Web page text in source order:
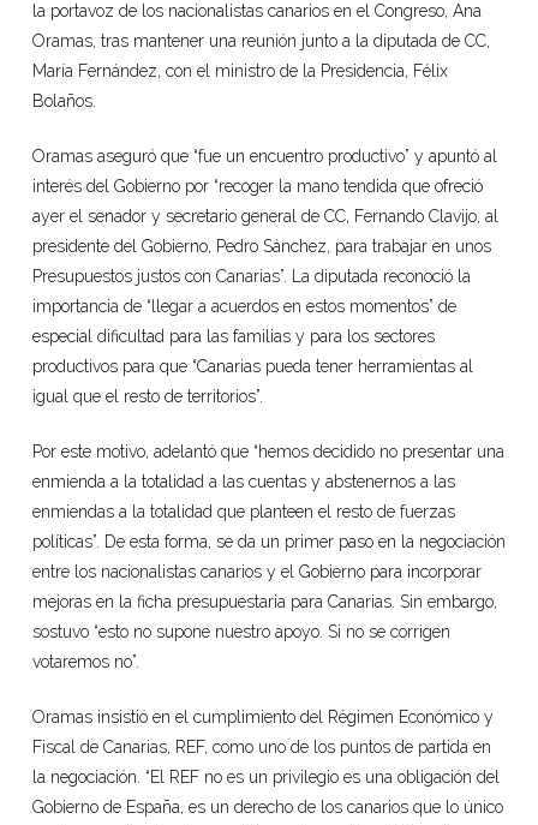
la portavoz de los nacionalistas canarios en el Congreso, Ana
Oramas, tras mantener una reunión junto a la diputada de CC,
María Fernández, con el ministro de la Presidencia, Félix
Bolaños.
Oramas aseguró que “fue un encuentro productivo” y apuntó al
interés del Gobierno por “recoger la mano tendida que ofreció
ayer el senador y secretario general de CC, Fernando Clavijo, al
presidente del Gobierno, Pedro Sánchez, para trabajar en unos
Presupuestos justos con Canarias”. La diputada reconoció la
importancia de “llegar a acuerdos en estos momentos” de
especial dificultad para las familias y para los sectores
productivos para que “Canarias pueda tener herramientas al
igual que el resto de territorios”.
Por este motivo, adelantó que “hemos decidido no presentar una
enmienda a la totalidad a las cuentas y abstenernos a las
enmiendas a la totalidad que planteen el resto de fuerzas
políticas”. De esta forma, se da un primer paso en la negociación
entre los nacionalistas canarios y el Gobierno para incorporar
mejoras en la ficha presupuestaria para Canarias. Sin embargo,
sostuvo “esto no supone nuestro apoyo. Si no se corrigen
votaremos no”.
Oramas insistió en el cumplimiento del Régimen Económico y
Fiscal de Canarias, REF, como uno de los puntos de partida en
la negociación. “El REF no es un privilegio es una obligación del
Gobierno de España, es un derecho de los canarios que lo único